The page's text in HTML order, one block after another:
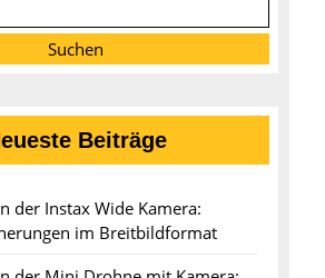
Suchen
Beiträge
der Instax Wide Kamera:
im Breitbildformat